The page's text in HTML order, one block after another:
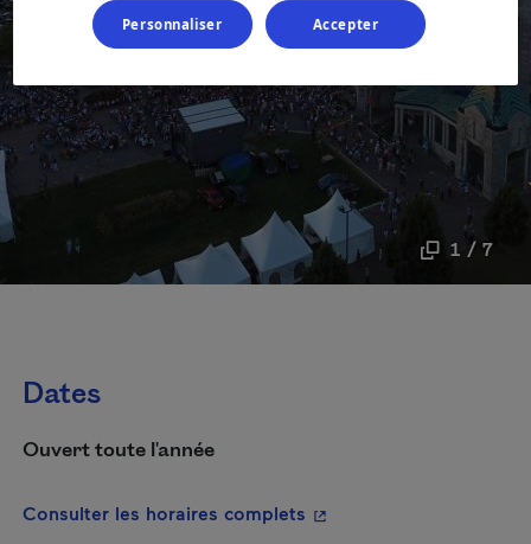
1 / 7
Dates
Ouvert toute l'année
Consulter les horaires complets - Cet hyperlien
Personnaliser Accepter